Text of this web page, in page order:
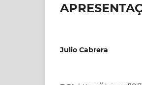
Julio Cabrera